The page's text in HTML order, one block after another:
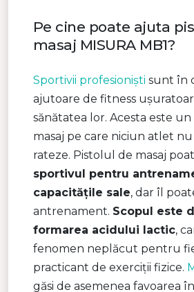
Pe cine poate ajuta
masaj MISURA MB1?
Sportivii profesioniști sunt în
ajutoare de fitness
sănătatea lor. Acesta este un
masaj pe care niciun atlet nu
rateze. Pistolul de masaj
sportivul pentru
capacitățile sale, dar îl
antrenament. Scopul este
formarea acidului lactic,
fenomen neplăcut pentru
practicant de exerciții fizice.
găsi de asemenea favoarea